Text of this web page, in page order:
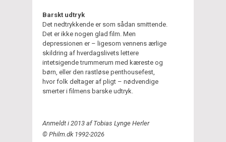
Barskt udtryk
Det nedtrykkende er som sådan smittende.
Det er ikke nogen glad film. Men
depressionen er – ligesom vennens ærlige
skildring af hverdagslivets lettere
intetsigende trummerum med kæreste og
børn, eller den rastløse penthousefest,
hvor folk deltager af pligt – nødvendige
smerter i filmens barske udtryk.
Anmeldt i 2013 af Tobias Lynge Herler
© Philm.dk 1992-2026